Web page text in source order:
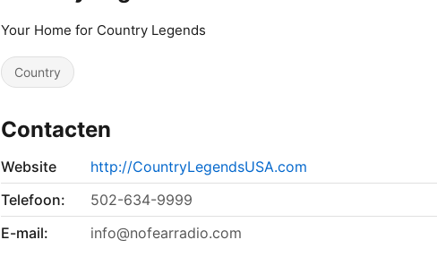
Your Home for Country Legends
Country
Contacten
Website
http://CountryLegendsUSA.com
Telefoon:
502-634-9999
E-mail:
info@nofearradio.com